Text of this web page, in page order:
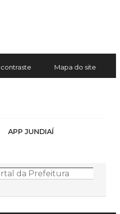
Mapa do site
APP JUNDIAÍ